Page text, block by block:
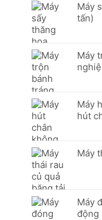
Máy
tấn)
Máy
Máy
hút
Máy
Máy
động